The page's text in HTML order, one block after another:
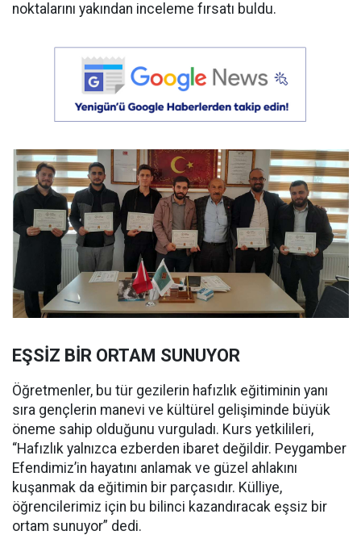
noktalarını yakından inceleme fırsatı buldu.
EŞSİZ BİR ORTAM SUNUYOR
Öğretmenler, bu tür gezilerin hafızlık eğitiminin yanı
sıra gençlerin manevi ve kültürel gelişiminde büyük
öneme sahip olduğunu vurguladı. Kurs yetkilileri,
“Hafızlık yalnızca ezberden ibaret değildir. Peygamber
Efendimiz’in hayatını anlamak ve güzel ahlakını
kuşanmak da eğitimin bir parçasıdır. Külliye,
öğrencilerimiz için bu bilinci kazandıracak eşsiz bir
ortam sunuyor” dedi.